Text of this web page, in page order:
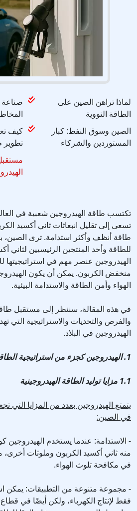
لماذا تراهن الصين على
الطاقة النووية
كيف
تطوير
الصين وسوق النفط: كبار
المستوردين والشركاء
تكتسب طاقة الهيدروجين شعبية في
تسعى إلى تقليل انبعاثات ثاني أكسيد
طاقة أنظف وأكثر استدامة. ترى الصين،
للطاقة وأحد المنتجين الرئيسيين لثاني
الهيدروجين عنصر مهم في استراتيجيتها
منخفض الكربون. يمكن أن يكون
الهواء وأمن الطاقة والاستدامة البيئية.
في هذه المقالة، سننظر إلى مستقبل
والفرص والتحديات والاستراتيجية التي
الهيدروجين في البلاد.
1. الهيدروجين كجزء من استراتيجية الطاقة الصينية
1.1 مزايا توليد الطاقة الهيدروجينية
يتمتع الهيدروجين بعدد من المزايا التي
في الصين:
- الاستدامة: عندما يستخدم الهيدروجين
منه ثاني أكسيد الكربون وملوثات أخرى،
في مكافحة تلوث الهواء.
- مجموعة متنوعة من التطبيقات: يمكن
فقط لإنتاج الكهرباء، ولكن أيضًا في